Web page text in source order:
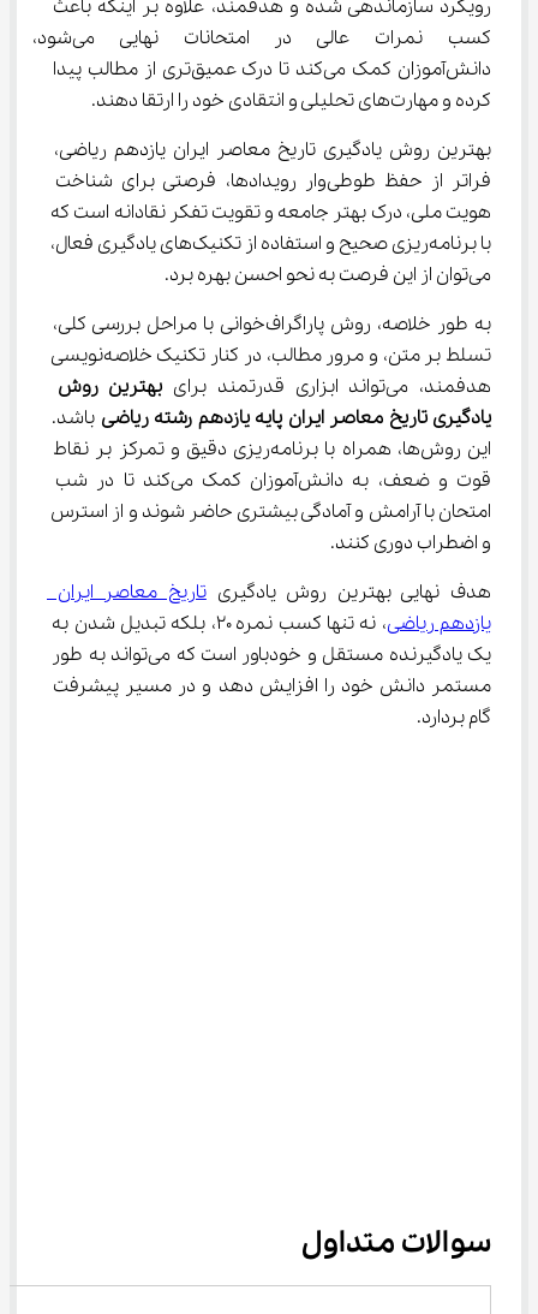
رویکرد سازماندهی شده و هدفمند، علاوه بر اینکه باعث
کسب نمرات عالی در امتحانات نهایی
دانش‌آموزان کمک می‌کند تا درک عمیق‌تری از مطالب پیدا
کرده و مهارت‌های تحلیلی و انتقادی خود را ارتقا دهند.
بهترین روش یادگیری تاریخ معاصر ایران یازدهم ریاضی،
فراتر از حفظ طوطی‌وار رویدادها، فرصتی برای شناخت
هویت ملی، درک بهتر جامعه و تقویت تفکر نقادانه است که
با برنامه‌ریزی صحیح و استفاده از تکنیک‌های یادگیری فعال،
می‌توان از این فرصت به نحو احسن بهره برد.
به طور خلاصه، روش پاراگراف‌خوانی با مراحل بررسی کلی،
تسلط بر متن، و مرور مطالب، در کنار تکنیک خلاصه‌نویسی
هدفمند، می‌تواند ابزاری قدرتمند برای
بهترین روش
یادگیری تاریخ معاصر ایران پایه یازدهم رشته ریاضی باشد.
این روش‌ها، همراه با برنامه‌ریزی دقیق و تمرکز بر نقاط
قوت و ضعف، به دانش‌آموزان کمک می‌کند تا در شب
امتحان با آرامش و آمادگی بیشتری حاضر شوند و از استرس
و اضطراب دوری کنند.
هدف نهایی بهترین روش یادگیری تاریخ معاصر ایران
یازدهم ریاضی
، نه تنها کسب نمره ۲۰، بلکه تبدیل شدن به
یک یادگیرنده مستقل و خودباور است که می‌تواند به طور
مستمر دانش خود را افزایش دهد و در مسیر پیشرفت
گام بردارد.
سوالات متداول